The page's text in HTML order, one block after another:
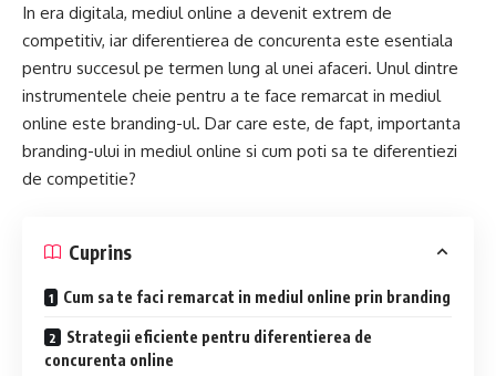
In era digitala, mediul online a devenit extrem de
competitiv, iar diferentierea de concurenta este esentiala
pentru succesul pe termen lung al unei afaceri. Unul dintre
instrumentele cheie pentru a te face remarcat in mediul
online este branding-ul. Dar care este, de fapt, importanta
branding-ului in mediul online si cum poti sa te diferentiezi
de competitie?
Cuprins
Cum sa te faci remarcat in mediul online prin branding
Strategii eficiente pentru diferentierea de
concurenta online